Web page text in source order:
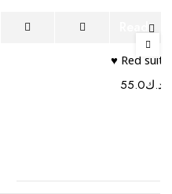
Red suit ♥️
د.ك55.0
more